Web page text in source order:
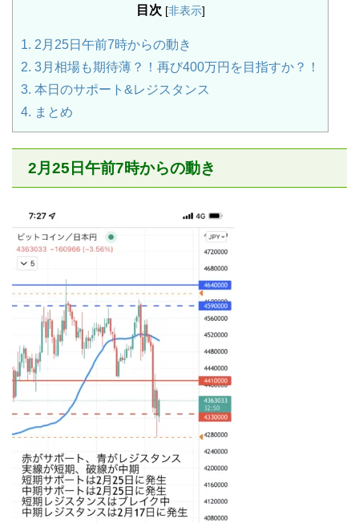
目次 [非表示]
1. 2月25日午前7時からの動き
2. 3月相場も期待薄？！再び400万円を目指すか？！
3. 本日のサポート&レジスタンス
4. まとめ
2月25日午前7時からの動き